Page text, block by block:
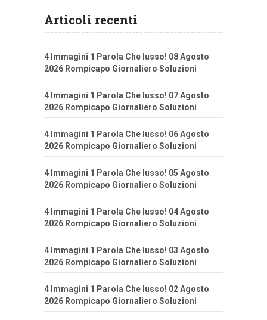
Articoli recenti
4 Immagini 1 Parola Che lusso! 08 Agosto
2026 Rompicapo Giornaliero Soluzioni
4 Immagini 1 Parola Che lusso! 07 Agosto
2026 Rompicapo Giornaliero Soluzioni
4 Immagini 1 Parola Che lusso! 06 Agosto
2026 Rompicapo Giornaliero Soluzioni
4 Immagini 1 Parola Che lusso! 05 Agosto
2026 Rompicapo Giornaliero Soluzioni
4 Immagini 1 Parola Che lusso! 04 Agosto
2026 Rompicapo Giornaliero Soluzioni
4 Immagini 1 Parola Che lusso! 03 Agosto
2026 Rompicapo Giornaliero Soluzioni
4 Immagini 1 Parola Che lusso! 02 Agosto
2026 Rompicapo Giornaliero Soluzioni